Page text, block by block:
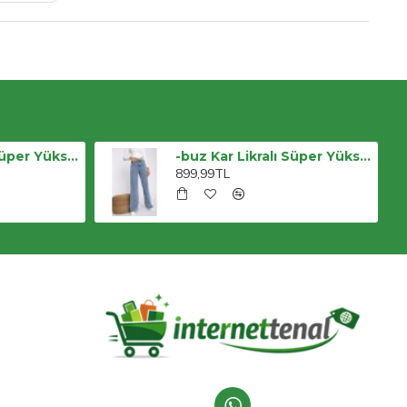
-buz Kar Likralı Süper Yüksek Bel Salaş Jeans Palazzo Pantolon. (süper Yüksek) Wide Leg -buz Kar Likralı Süper Yüksek Bel Salaş Jeans Palazzo Pantolon. (süper Yüksek) Wide Leg
899,99TL